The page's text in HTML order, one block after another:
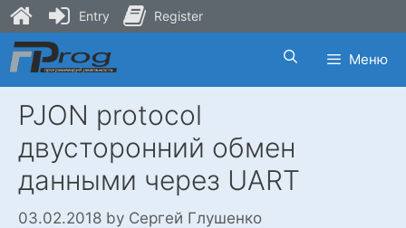
Skip
to
content
Меню
PJON protocol
двусторонний обмен
данными через UART
03.02.2018 by Сергей Глушенко
Entry Register